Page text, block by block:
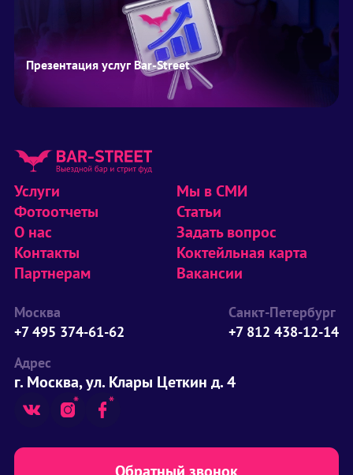
Презентация услуг Bar-Street
Услуги
Фотоотчеты
О нас
Контакты
Партнерам
Мы в СМИ
Статьи
Задать вопрос
Коктейльная карта
Вакансии
Москва
+7 495 374-61-62
Санкт-Петербург
+7 812 438-12-14
Адрес
г. Москва, ул. Клары Цеткин д. 4
Обратный звонок